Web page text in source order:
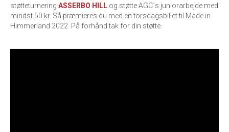
støtteturnering ASSERBO HILL og støtte AGC´s juniorarbejde med
mindst 50 kr. Så præmieres du med en torsdagsbillet til Made in
Himmerland 2022. På forhånd tak for din støtte.